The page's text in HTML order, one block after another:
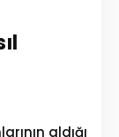
aldığı